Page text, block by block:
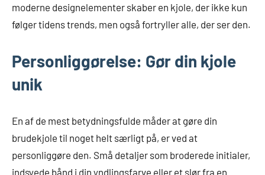
moderne designelementer skaber en kjole, der ikke kun
følger tidens trends, men også fortryller alle, der ser den.
Personliggørelse: Gør din kjole
unik
En af de mest betydningsfulde måder at gøre din
brudekjole til noget helt særligt på, er ved at
personliggøre den. Små detaljer som broderede initialer,
indsyede bånd i din yndlingsfarve eller et slør fra en